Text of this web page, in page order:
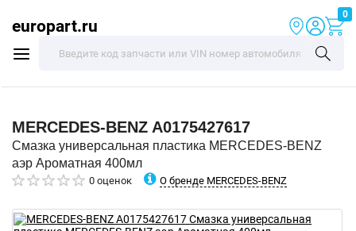
europart.ru
0
MERCEDES-BENZ A0175427617
Смазка универсальная пластика MERCEDES-BENZ
аэр Ароматная 400мл
0 оценок О бренде MERCEDES-BENZ